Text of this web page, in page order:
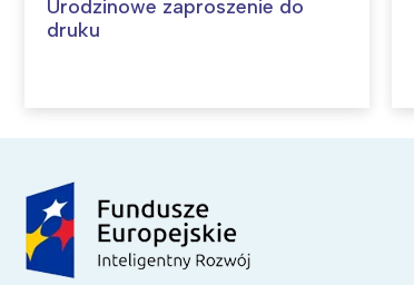
Urodzinowe zaproszenie do
druku